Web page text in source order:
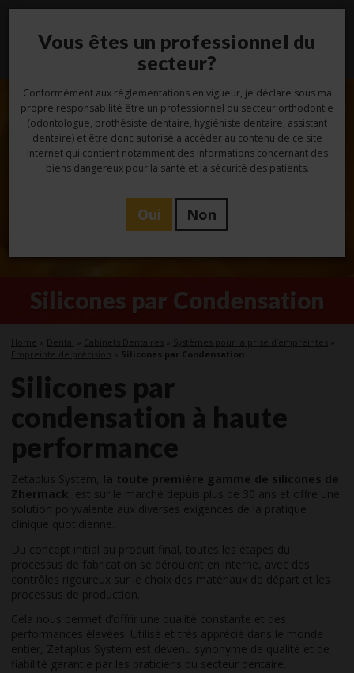
Silicones par Condensation
Home Dental Cabinets Dentaires Systèmes pour la prise d’empreintes
Empreinte de précision
Silicones par Condensation
Silicones par
condensation à haute
performance
Zetaplus System, la toute première gamme de silicones de
Zhermack, est sur le marché depuis plus de 30 ans et offre une
solution polyvalente aux diverses exigences de la pratique
clinique quotidienne.
Du concept initial au produit final, toutes les étapes du
processus de fabrication se déroulent en interne, avec des
contrôles rigoureux sur le choix des matériaux de départ et les
processus de production.
Cela nous permet d’offrir une qualité constante et des
performances élevées. Utilisé et très apprécié dans le monde
entier, Zetaplus System est devenu synonyme de qualité et de
fiabilité garantie par les praticiens du secteur dentaire.
Vous êtes un professionnel du
secteur?
Conformément aux réglementations en vigueur, je déclare sous ma
propre responsabilité être un professionnel du secteur orthodontie
(odontologue, prothésiste dentaire, hygiéniste dentaire, assistant
dentaire) et être donc autorisé à accéder au contenu de ce site
Internet qui contient notamment des informations concernant des
biens dangereux pour la santé et la sécurité des patients.
Oui Non